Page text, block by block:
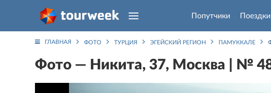
Попутчики Поездки
ГЛАВНАЯ ФОТО ТУРЦИЯ ЭГЕЙСКИЙ РЕГИОН ПАМУККАЛЕ
Фото — Никита, 37, Москва | №